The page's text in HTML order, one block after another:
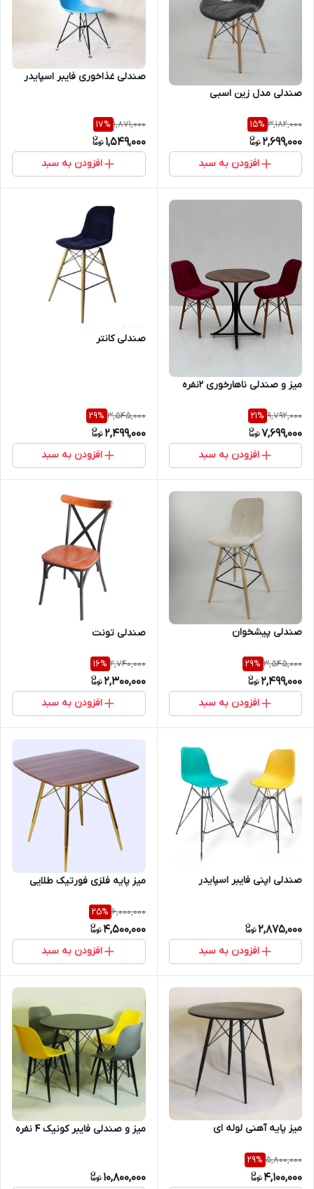
صندلی مدل زین اسبی
3,182,000
15%
2,699,000
افزودن به سبد
صندلی غذاخوری فایبر اسپایدر
1,871,000
17%
1,549,000
افزودن به سبد
میز و صندلی ناهارخوری 2نفره
9,792,000
21%
7,699,000
افزودن به سبد
صندلی کانتر
3,545,000
29%
2,499,000
افزودن به سبد
صندلی پیشخوان
3,545,000
29%
2,499,000
افزودن به سبد
صندلی تونت
2,740,000
16%
2,300,000
افزودن به سبد
صندلی اپنی فایبر اسپایدر
2,875,000
افزودن به سبد
میز پایه فلزی فورتیک طلایی
6,000,000
25%
4,500,000
افزودن به سبد
میز پایه آهنی لوله ای
5,800,000
29%
4,100,000
میز و صندلی فایبر کونیک 4 نفره
10,800,000